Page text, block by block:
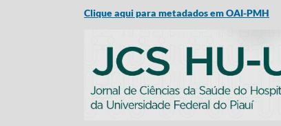
Clique aqui para metadados em OAI-PMH